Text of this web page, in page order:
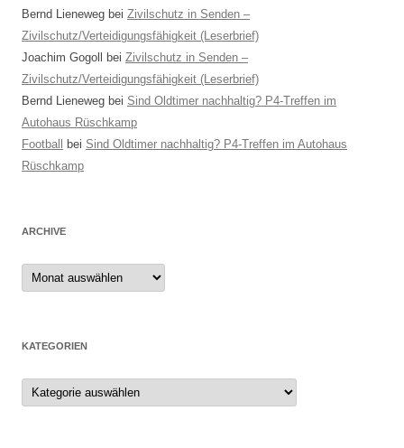
Bernd Lieneweg bei Zivilschutz in Senden –
Zivilschutz/Verteidigungsfähigkeit (Leserbrief)
Joachim Gogoll
bei Zivilschutz in Senden –
Zivilschutz/Verteidigungsfähigkeit (Leserbrief)
Bernd Lieneweg bei Sind Oldtimer nachhaltig? P4-Treffen im
Autohaus Rüschkamp
Football
bei Sind Oldtimer nachhaltig? P4-Treffen im Autohaus
Rüschkamp
ARCHIVE
Archive
KATEGORIEN
Kategorien